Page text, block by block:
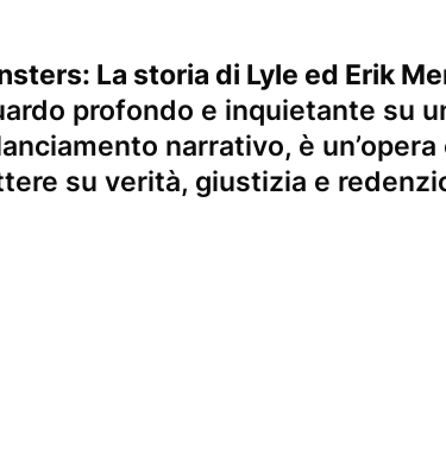
La storia di Lyle ed Erik
profondo e inquietante su
narrativo, è
su verità, giustizia e